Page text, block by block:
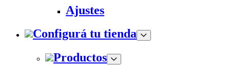
Ajustes
Configurá tu tienda
Productos